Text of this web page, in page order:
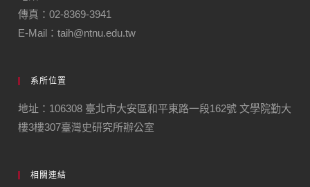
傳真：02-8369-3941
E-Mail：taih@ntnu.edu.tw
系所位置
地址：106308 臺北市大安區和平東路一段162號 文學院勤大
樓3樓307臺灣史研究所辦公室
相關連結